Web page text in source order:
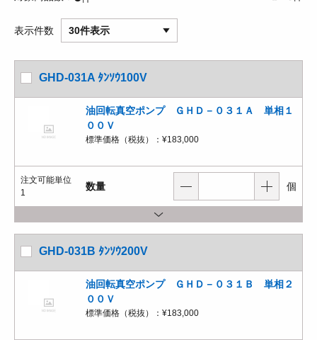
表示件数 30件表示
GHD-031A ﾀﾝｿｳ100V
油回転真空ポンプ ＧＨＤ－０３１Ａ 単相１
００Ｖ
標準価格（税抜）： ¥183,000
注文可能単位
1
数量 個
GHD-031B ﾀﾝｿｳ200V
油回転真空ポンプ ＧＨＤ－０３１Ｂ 単相２
００Ｖ
標準価格（税抜）： ¥183,000